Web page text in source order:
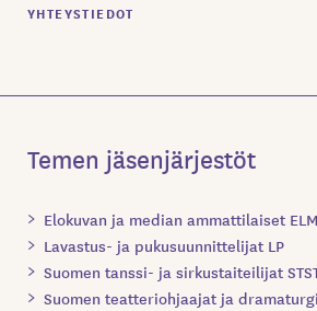
YHTEYSTIEDOT
Temen jäsenjärjestöt
Elokuvan ja median ammattilaiset
Lavastus- ja pukusuunnittelijat LP
Suomen tanssi- ja sirkustaiteilijat
Suomen teatteriohjaajat ja